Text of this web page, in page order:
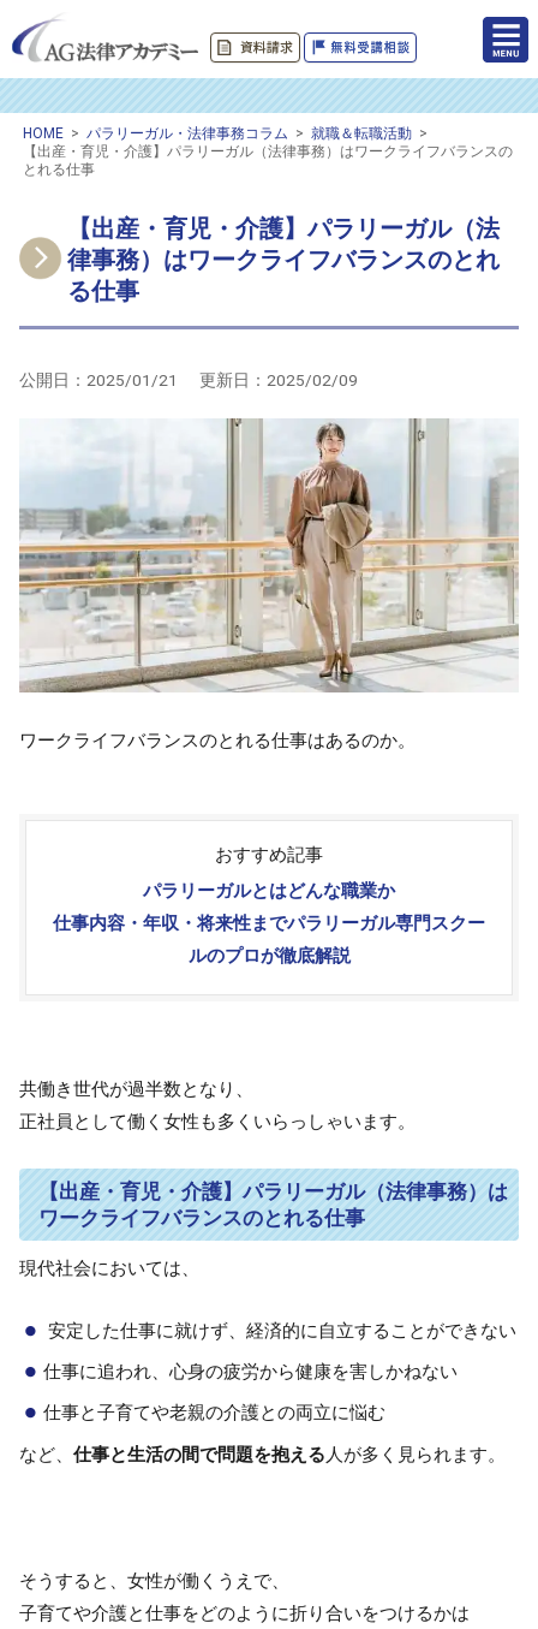
HOME > パラリーガル・法律事務コラム > 就職＆転職活動 >
【出産・育児・介護】パラリーガル（法律事務）はワークライフバランスの
とれる仕事
【出産・育児・介護】パラリーガル（法
律事務）はワークライフバランスのとれ
る仕事
公開日： 2025/01/21 更新日： 2025/02/09
ワークライフバランスのとれる仕事はあるのか。
おすすめ記事
パラリーガルとはどんな職業か
仕事内容・年収・将来性までパラリーガル専門スクー
ルのプロが徹底解説
共働き世代が過半数となり、
正社員として働く女性も多くいらっしゃいます。
【出産・育児・介護】パラリーガル（法律事務）は
ワークライフバランスのとれる仕事
現代社会においては、
安定した仕事に就けず、経済的に自立することができない
仕事に追われ、心身の疲労から健康を害しかねない
仕事と子育てや老親の介護との両立に悩む
など、 仕事と生活の間で問題を抱える 人が多く見られます。
そうすると、女性が働くうえで、
子育てや介護と仕事をどのように折り合いをつけるかは